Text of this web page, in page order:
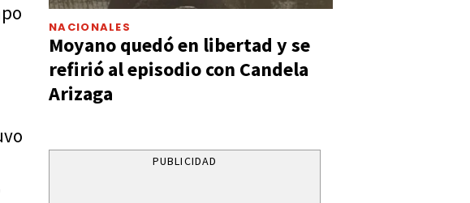
NACIONALES
Moyano quedó en libertad y se
refirió al episodio con Candela
Arizaga
PUBLICIDAD